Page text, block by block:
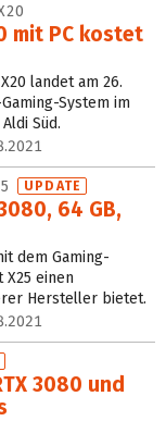
mit PC kostet
landet am 26.
System im
Süd.
UPDATE
64 GB,
dem Gaming-
einen
Hersteller bietet.
3080 und